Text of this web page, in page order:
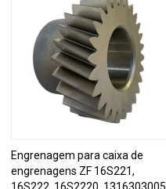
Engrenagem para caixa de
engrenagens ZF 16S221,
16S222, 16S2220, 1316303005,